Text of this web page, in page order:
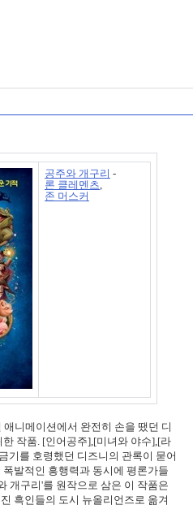
공주와 개구리 -
론 클레멘츠,
존 머스커
니메이션에서 완전히 손을 땠던 디
작품. [인어공주],[미녀와 야수],[라
기를 호령했던 디즈니의 관록이 묻어
발적인 흥행력과 동시에 평론가들
개구리'를 원작으로 삼은 이 작품은
흑인들의 도시 뉴올리언즈로 옮겨